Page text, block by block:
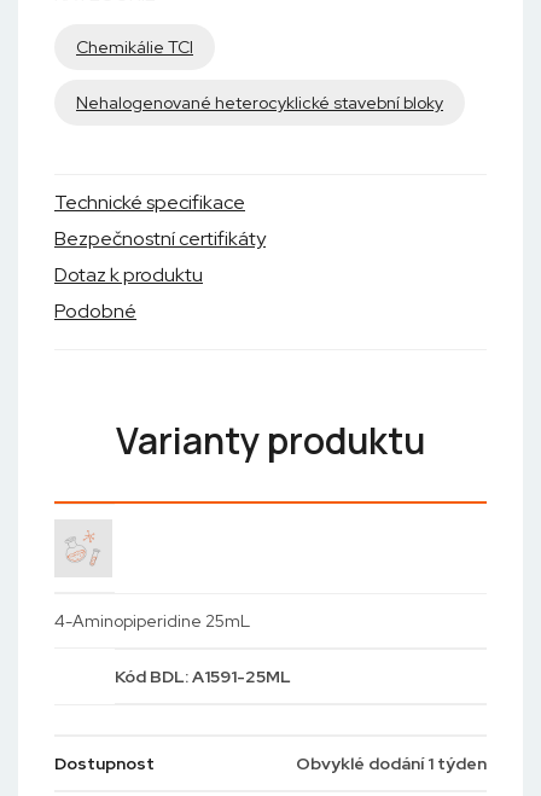
Chemikálie TCI
Nehalogenované heterocyklické stavební bloky
Technické specifikace
Bezpečnostní certifikáty
Dotaz k produktu
Podobné
Varianty produktu
4-Aminopiperidine 25mL
Kód BDL: A1591-25ML
Dostupnost Obvyklé dodání 1 týden